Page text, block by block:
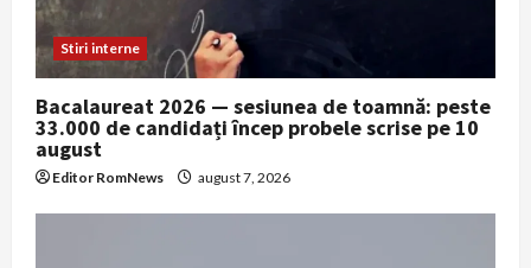
Stiri interne
Bacalaureat 2026 — sesiunea de toamnă: peste
33.000 de candidați încep probele scrise pe 10
august
Editor RomNews august 7, 2026